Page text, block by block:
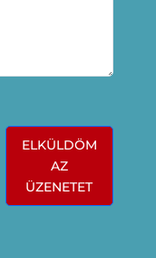
ELKÜLDÖM
AZ
ÜZENETET